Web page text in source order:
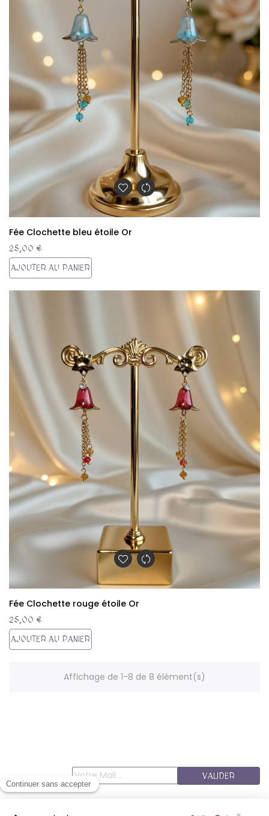
Fée Clochette bleu étoile Or
25,00 €
AJOUTER AU PANIER
Fée Clochette rouge étoile Or
25,00 €
AJOUTER AU PANIER
Affichage de 1-8 de 8 élément(s)
VALIDER